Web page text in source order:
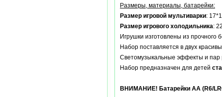
Размеры, материалы, батарейки:
Размер игровой мультиварки:
Размер игрового холодильника:
Игрушки изготовлены из прочного
Набор поставляется в двух
Светомузыкальные эффекты и пар
Набор предназначен для детей
ВНИМАНИЕ! Батарейки АА (R6/